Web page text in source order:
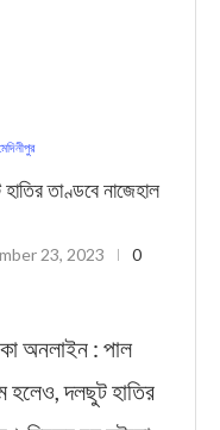
তাণ্ডবে নাজেহাল
23, 2023
0
অনলাইন : পাল
হলেও, দলছুট হাতির